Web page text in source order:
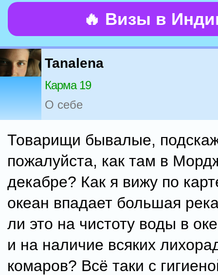
🔥 Визы в
Tanalena
Карма 19
О себе
Товарищи бывалые,
пожалуйста, как там в
декабре? Как я вижу по
океан впадает большая
ли это на чистоту воды в
и на наличие всяких
комаров? Всё таки с